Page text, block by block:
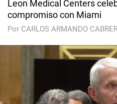
Leon Medical Centers
compromiso con Miami
Por CARLOS ARMANDO